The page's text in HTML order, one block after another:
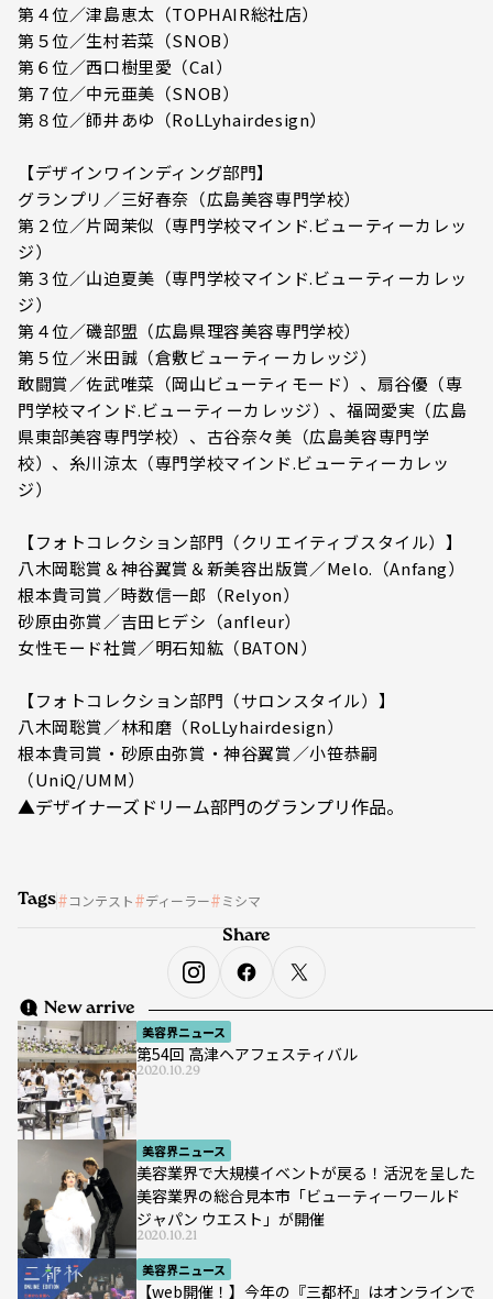
第４位／津島恵太（TOPHAIR総社店）
第５位／生村若菜（SNOB）
第６位／西口樹里愛（Cal）
第７位／中元亜美（SNOB）
第８位／師井あゆ（RoLLyhairdesign）
【デザインワインディング部門】
グランプリ／三好春奈（広島美容専門学校）
第２位／片岡茉似（専門学校マインド.ビューティーカレッ
ジ）
第３位／山迫夏美（専門学校マインド.ビューティーカレッ
ジ）
第４位／磯部盟（広島県理容美容専門学校）
第５位／米田誠（倉敷ビューティーカレッジ）
敢闘賞／佐武唯菜（岡山ビューティモード）、扇谷優（専
門学校マインド.ビューティーカレッジ）、福岡愛実（広島
県東部美容専門学校）、古谷奈々美（広島美容専門学
校）、糸川涼太（専門学校マインド.ビューティーカレッ
ジ）
【フォトコレクション部門（クリエイティブスタイル）】
八木岡聡賞＆神谷翼賞＆新美容出版賞／Melo.（Anfang）
根本貴司賞／時数信一郎（Relyon）
砂原由弥賞／吉田ヒデシ（anfleur）
女性モード社賞／明石知紘（BATON）
【フォトコレクション部門（サロンスタイル）】
八木岡聡賞／林和磨（RoLLyhairdesign）
根本貴司賞・砂原由弥賞・神谷翼賞／小笹恭嗣
（UniQ/UMM）
▲デザイナーズドリーム部門のグランプリ作品。
Tags コンテスト ディーラー ミシマ
New arrive
美容界ニュース
第54回 高津ヘアフェスティバル
2020.10.29
美容界ニュース
美容業界で大規模イベントが戻る！活況を呈した
美容業界の総合見本市「ビューティーワールド
ジャパン ウエスト」が開催
2020.10.21
美容界ニュース
【web開催！】今年の『三都杯』はオンラインで
Share